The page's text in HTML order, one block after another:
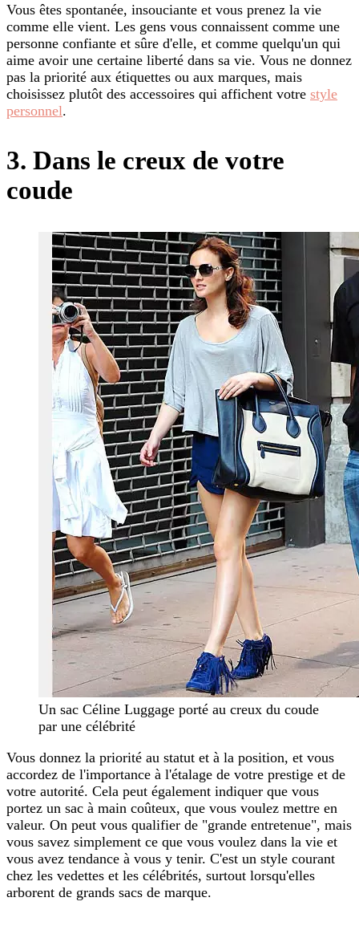
Vous êtes spontanée, insouciante et vous prenez la vie
comme elle vient. Les gens vous connaissent comme une
personne confiante et sûre d'elle, et comme quelqu'un qui
aime avoir une certaine liberté dans sa vie. Vous ne donnez
pas la priorité aux étiquettes ou aux marques, mais
choisissez plutôt des accessoires qui affichent votre style
personnel.
3. Dans le creux de votre
coude
Un sac Céline Luggage porté au creux du coude
par une célébrité
Vous donnez la priorité au statut et à la position, et vous
accordez de l'importance à l'étalage de votre prestige et de
votre autorité. Cela peut également indiquer que vous
portez un sac à main coûteux, que vous voulez mettre en
valeur. On peut vous qualifier de "grande entretenue", mais
vous savez simplement ce que vous voulez dans la vie et
vous avez tendance à vous y tenir. C'est un style courant
chez les vedettes et les célébrités, surtout lorsqu'elles
arborent de grands sacs de marque.